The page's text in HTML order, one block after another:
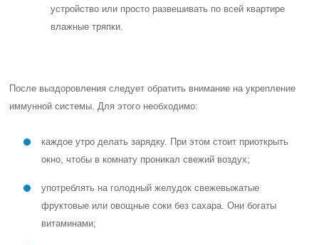
устройство или просто развешивать по всей квартире
влажные тряпки.
После выздоровления следует обратить внимание на укрепление
иммунной системы. Для этого необходимо:
каждое утро делать зарядку. При этом стоит приоткрыть
окно, чтобы в комнату проникал свежий воздух;
употреблять на голодный желудок свежевыжатые
фруктовые или овощные соки без сахара. Они богаты
витаминами;